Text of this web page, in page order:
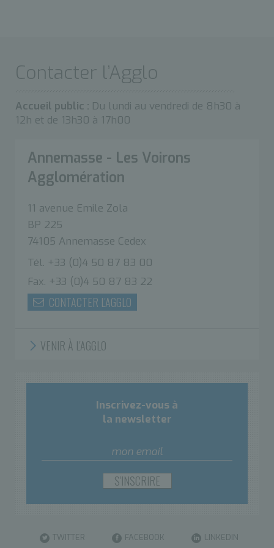
Contacter l’Agglo
Accueil public : Du lundi au vendredi de 8h30 à
12h et de 13h30 à 17h00
Annemasse - Les Voirons
Agglomération
11 avenue Emile Zola
BP 225
74105 Annemasse Cedex
Tél. +33 (0)4 50 87 83 00
Fax. +33 (0)4 50 87 83 22
CONTACTER L'AGGLO
VENIR À L'AGGLO
Inscrivez-vous à
la newsletter
TWITTER FACEBOOK LINKEDIN